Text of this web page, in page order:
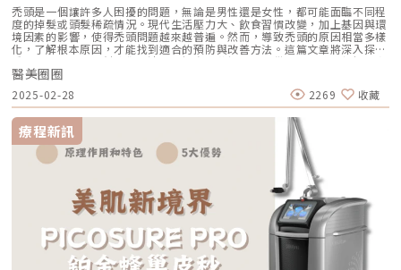
禿頭是一個讓許多人困擾的問題，無論是男性還是女性，都可能面臨不同程
度的掉髮或頭髮稀疏情況。現代生活壓力大、飲食習慣改變，加上基因與環
境因素的影響，使得禿頭問題越來越普遍。然而，導致禿頭的原因相當多樣
化，了解根本原因，才能找到適合的預防與改善方法。這篇文章將深入探討
禿頭的常見成因，幫助你更清楚了解自身狀況，並提供相關的建議與解決方
案。讓我們一起來看看，影響頭髮健康的關鍵因素有哪些。什麼是禿頭？禿
頭是指頭髮異常脫落，導致頭皮局部或整體變得稀疏甚至光禿的現象。這種
情況可能因基因遺傳、荷爾蒙變化、壓力、飲食等多種因素造成。不同類型
的禿頭成因與表現也有所不同，了解禿頭的根本原因，有助於選擇合適的改
善方式。常見禿頭的主要原因1. 遺傳性禿頭（雄性禿/女性型禿髮）遺傳性
禿頭，又稱為雄性禿，是最常見的禿頭類型，主要與 基因與荷爾蒙 相關。
男性：通常從額角與頭頂開始逐漸後退，形成「M型禿」或「地中海禿」。
女性：較少出現額角後退，而是整體變稀疏，頭皮變得明顯。這類禿頭與二
氫睪固酮（DHT）有關，DHT會縮短毛囊生長週期，使頭髮變細、變短，最
終導致毛囊萎縮。2. 壓力與精神因素壓力過大容易引起 壓力型掉髮，通常
表現為短時間內大量掉髮。 壓力來源：工作壓力、情緒緊張、失眠、焦慮
等。 機制：壓力會促使毛囊提早進入休止期，導致掉髮增加。 特徵：通常
掉髮範圍較均勻，減少壓力後有機會恢復。3. 營養不良與飲食習慣頭髮生長
需要 蛋白質、鐵、鋅、維生素B群 等多種營養素，缺乏這些營養會導致髮
質變差、掉髮增加。 常見營養缺乏影響： 缺鐵：導致頭髮變細、掉髮增加
（常見於女性貧血者）。 蛋白質不足：影響角蛋白生成，使髮絲脆弱易
醫美圈圈
2025-02-28 2269 收藏
療程新訊